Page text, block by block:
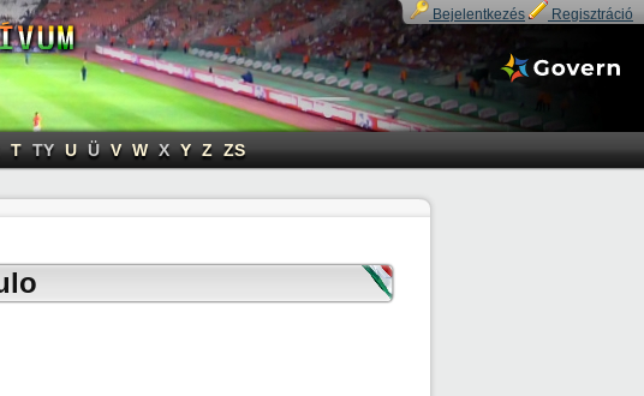
Bejelentkezés Regisztráció
T TY U Ü V W X Y Z ZS